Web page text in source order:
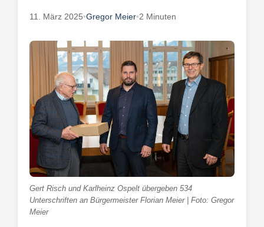
11. März 2025•Gregor Meier•2 Minuten
Gert Risch und Karlheinz Ospelt übergeben 534
Unterschriften an Bürgermeister Florian Meier | Foto: Gregor
Meier